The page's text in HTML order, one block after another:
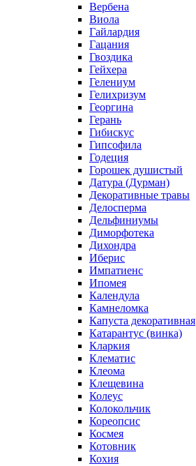
Вербена
Виола
Гайлардия
Гацания
Гвоздика
Гейхера
Гелениум
Гелихризум
Георгина
Герань
Гибискус
Гипсофила
Годеция
Горошек душистый
Датура (Дурман)
Декоративные травы
Делосперма
Дельфиниумы
Диморфотека
Дихондра
Иберис
Импатиенс
Ипомея
Календула
Камнеломка
Капуста декоративная
Катарантус (винка)
Кларкия
Клематис
Клеома
Клещевина
Колеус
Колокольчик
Кореопсис
Космея
Котовник
Кохия